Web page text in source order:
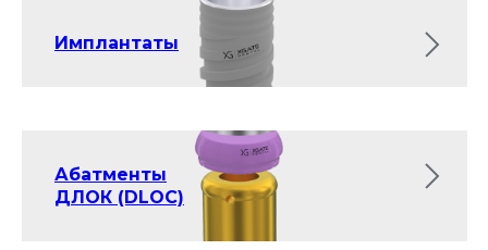
Имплантаты
Абатменты
ДЛОК (DLOC)